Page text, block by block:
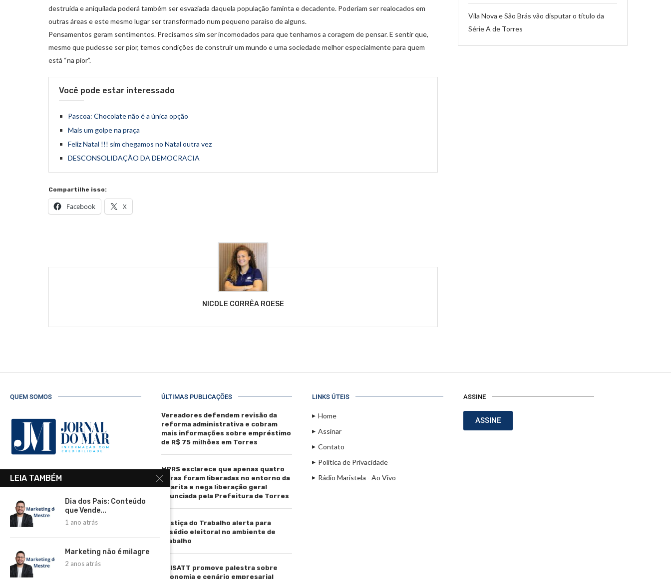
destruída e aniquilada poderá também ser esvaziada daquela população faminta e decadente. Poderiam ser realocados em
outras áreas e este mesmo lugar ser transformado num pequeno paraíso de alguns.
Pensamentos geram sentimentos. Precisamos sim ser incomodados para que tenhamos a coragem de pensar. E sentir que,
mesmo que pudesse ser pior, temos condições de construir um mundo e uma sociedade melhor especialmente para quem
está “na pior”.
Você pode estar interessado
Pascoa: Chocolate não é a única opção
Mais um golpe na praça
Feliz Natal !!! sim chegamos no Natal outra vez
DESCONSOLIDAÇÃO DA DEMOCRACIA
Compartilhe isso:
Facebook X
NICOLE CORRÊA ROESE
Vila Nova e São Brás vão disputar o título da
Série A de Torres
QUEM SOMOS
R. Manoel de Matos Pereira, 40 -
Telefone: (51) 3664-4188
Email:
comercial@jornaldomar.combr
imprensa@jornaldomar.combr
ÚLTIMAS PUBLICAÇÕES
Vereadores defendem revisão da
reforma administrativa e cobram
mais informações sobre empréstimo
de R$ 75 milhões em Torres
MPRS esclarece que apenas quatro
obras foram liberadas no entorno da
Guarita e nega liberação geral
anunciada pela Prefeitura de Torres
Justiça do Trabalho alerta para
assédio eleitoral no ambiente de
trabalho
ACISATT promove palestra sobre
economia e cenário empresarial
LINKS ÚTEIS
Home
Assinar
Contato
Política de Privacidade
Rádio Maristela - Ao Vivo
ASSINE
ASSINE
LEIA TAMBÉM
Dia dos Pais: Conteúdo
que Vende...
1 ano atrás
Marketing não é milagre
2 anos atrás